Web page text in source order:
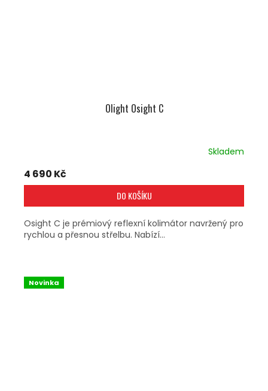
Olight Osight C
Skladem
4 690 Kč
DO KOŠÍKU
Osight C je prémiový reflexní kolimátor navržený pro
rychlou a přesnou střelbu. Nabízí...
Novinka